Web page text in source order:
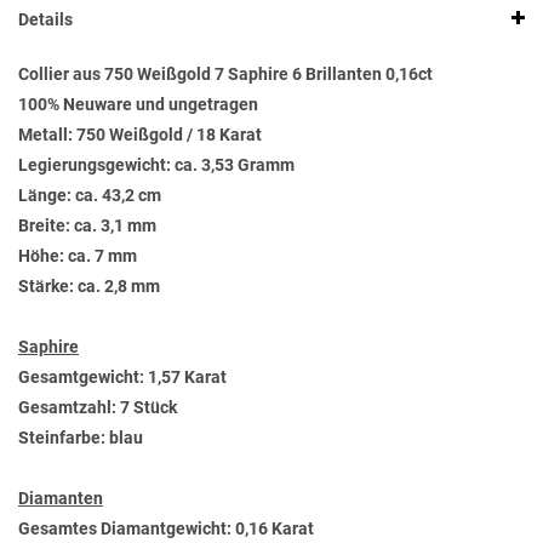
Details
Collier aus 750 Weißgold 7 Saphire 6 Brillanten 0,16ct
100% Neuware und ungetragen
Metall: 750 Weißgold / 18 Karat
Legierungsgewicht: ca. 3,53 Gramm
Länge: ca. 43,2 cm
Breite: ca. 3,1 mm
Höhe: ca. 7 mm
Stärke: ca. 2,8 mm
Saphire
Gesamtgewicht: 1,57 Karat
Gesamtzahl: 7 Stück
Steinfarbe: blau
Diamanten
Gesamtes Diamantgewicht: 0,16 Karat